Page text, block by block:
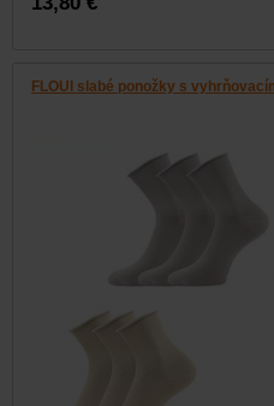
FLOUI slabé ponožky s